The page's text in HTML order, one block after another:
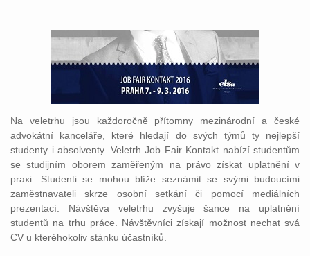
Na veletrhu jsou každoročně přítomny mezinárodní a české
advokátní kanceláře, které hledají do svých týmů ty nejlepší
studenty i absolventy. Veletrh Job Fair Kontakt nabízí studentům
se studijním oborem zaměřeným na právo získat uplatnění v
praxi. Studenti se mohou blíže seznámit se svými budoucími
zaměstnavateli skrze osobní setkání či pomocí mediálních
prezentací. Návštěva veletrhu zvyšuje šance na uplatnění
studentů na trhu práce. Návštěvníci získají možnost nechat svá
CV u kteréhokoliv stánku účastníků.